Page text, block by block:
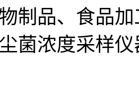
制品、食品
菌浓度采样仪